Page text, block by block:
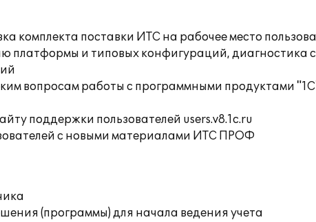
комплекта поставки ИТС на рабочее место
платформы и типовых конфигураций, диагностика
вопросам работы с программными продуктами
поддержки пользователей users.v8.1c.ru
с новыми материалами ИТС ПРОФ
(программы) для начала ведения учета